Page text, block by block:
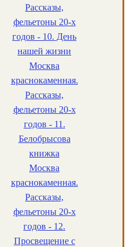
Рассказы,
фельетоны 20-х
годов - 10. День
нашей жизни
Москва
краснокаменная.
Рассказы,
фельетоны 20-х
годов - 11.
Белобрысова
книжка
Москва
краснокаменная.
Рассказы,
фельетоны 20-х
годов - 12.
Просвещение с